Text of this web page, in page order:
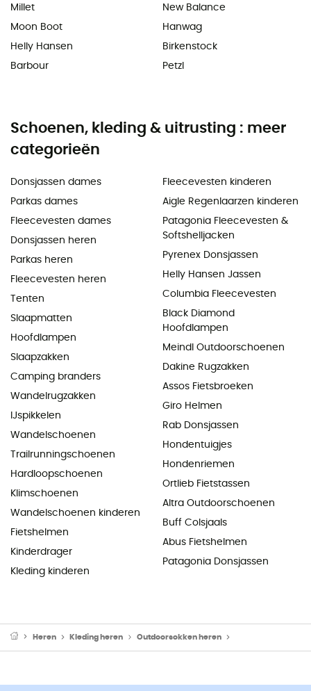
Millet
Moon Boot
Helly Hansen
Barbour
New Balance
Hanwag
Birkenstock
Petzl
Schoenen, kleding & uitrusting : meer
categorieën
Donsjassen dames
Parkas dames
Fleecevesten dames
Donsjassen heren
Parkas heren
Fleecevesten heren
Tenten
Slaapmatten
Hoofdlampen
Slaapzakken
Camping branders
Wandelrugzakken
IJspikkelen
Wandelschoenen
Trailrunningschoenen
Hardloopschoenen
Klimschoenen
Wandelschoenen kinderen
Fietshelmen
Kinderdrager
Kleding kinderen
Fleecevesten kinderen
Aigle Regenlaarzen kinderen
Patagonia Fleecevesten &
Softshelljacken
Pyrenex Donsjassen
Helly Hansen Jassen
Columbia Fleecevesten
Black Diamond
Hoofdlampen
Meindl Outdoorschoenen
Dakine Rugzakken
Assos Fietsbroeken
Giro Helmen
Rab Donsjassen
Hondentuigjes
Hondenriemen
Ortlieb Fietstassen
Altra Outdoorschoenen
Buff Colsjaals
Abus Fietshelmen
Patagonia Donsjassen
Heren Kleding heren Outdoorsokken heren